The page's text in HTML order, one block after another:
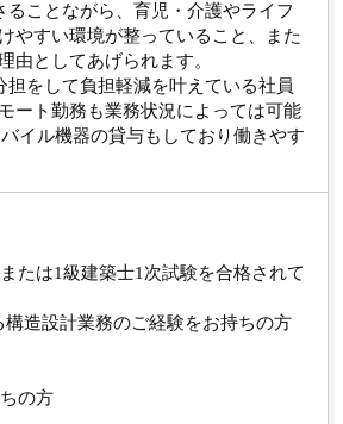
ことながら、育児・介護やライフ
やすい環境が整っていること、また
由としてあげられます。
をして負担軽減を叶えている社員
ート勤務も業務状況によっては可能
イル機器の貸与もしており働きやす
たは1級建築士1次試験を合格されて
造設計業務のご経験をお持ちの方
の方